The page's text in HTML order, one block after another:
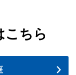
こちら